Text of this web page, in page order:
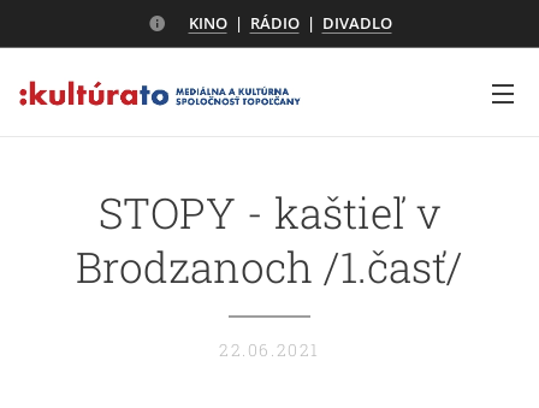
KINO| RÁDIO| DIVADLO
STOPY - kaštieľ v
Brodzanoch /1.časť/
22.06.2021